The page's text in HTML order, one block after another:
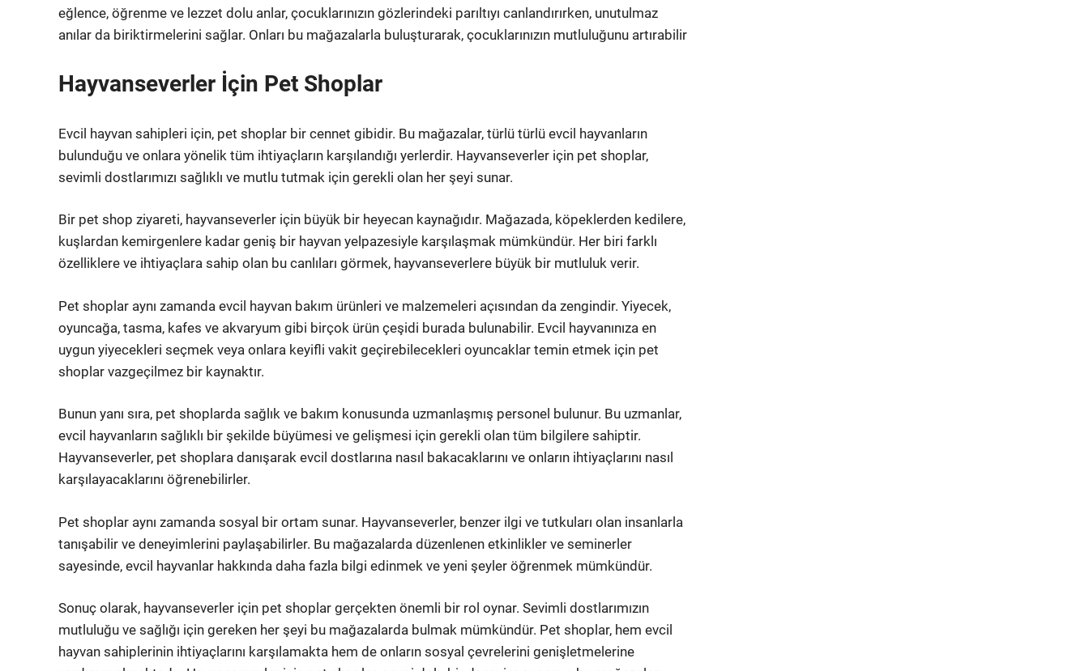
eğlence, öğrenme ve lezzet dolu anlar, çocuklarınızın gözlerindeki parıltıyı canlandırırken, unutulmaz
anılar da biriktirmelerini sağlar. Onları bu mağazalarla buluşturarak, çocuklarınızın mutluluğunu artırabilir
Hayvanseverler İçin Pet Shoplar
Evcil hayvan sahipleri için, pet shoplar bir cennet gibidir. Bu mağazalar, türlü türlü evcil hayvanların
bulunduğu ve onlara yönelik tüm ihtiyaçların karşılandığı yerlerdir. Hayvanseverler için pet shoplar,
sevimli dostlarımızı sağlıklı ve mutlu tutmak için gerekli olan her şeyi sunar.
Bir pet shop ziyareti, hayvanseverler için büyük bir heyecan kaynağıdır. Mağazada, köpeklerden kedilere,
kuşlardan kemirgenlere kadar geniş bir hayvan yelpazesiyle karşılaşmak mümkündür. Her biri farklı
özelliklere ve ihtiyaçlara sahip olan bu canlıları görmek, hayvanseverlere büyük bir mutluluk verir.
Pet shoplar aynı zamanda evcil hayvan bakım ürünleri ve malzemeleri açısından da zengindir. Yiyecek,
oyuncağa, tasma, kafes ve akvaryum gibi birçok ürün çeşidi burada bulunabilir. Evcil hayvanınıza en
uygun yiyecekleri seçmek veya onlara keyifli vakit geçirebilecekleri oyuncaklar temin etmek için pet
shoplar vazgeçilmez bir kaynaktır.
Bunun yanı sıra, pet shoplarda sağlık ve bakım konusunda uzmanlaşmış personel bulunur. Bu uzmanlar,
evcil hayvanların sağlıklı bir şekilde büyümesi ve gelişmesi için gerekli olan tüm bilgilere sahiptir.
Hayvanseverler, pet shoplara danışarak evcil dostlarına nasıl bakacaklarını ve onların ihtiyaçlarını nasıl
karşılayacaklarını öğrenebilirler.
Pet shoplar aynı zamanda sosyal bir ortam sunar. Hayvanseverler, benzer ilgi ve tutkuları olan insanlarla
tanışabilir ve deneyimlerini paylaşabilirler. Bu mağazalarda düzenlenen etkinlikler ve seminerler
sayesinde, evcil hayvanlar hakkında daha fazla bilgi edinmek ve yeni şeyler öğrenmek mümkündür.
Sonuç olarak, hayvanseverler için pet shoplar gerçekten önemli bir rol oynar. Sevimli dostlarımızın
mutluluğu ve sağlığı için gereken her şeyi bu mağazalarda bulmak mümkündür. Pet shoplar, hem evcil
hayvan sahiplerinin ihtiyaçlarını karşılamakta hem de onların sosyal çevrelerini genişletmelerine